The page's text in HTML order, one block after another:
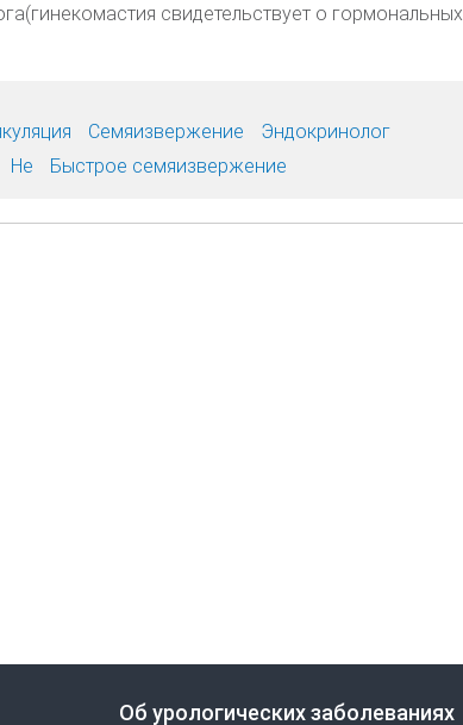
свидетельствует о гормональных
Семяизвержение
Эндокринолог
Не Быстрое семяизвержение
Об урологических заболеваниях